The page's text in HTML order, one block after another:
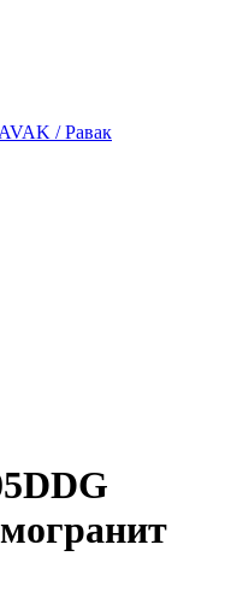
/ Равак